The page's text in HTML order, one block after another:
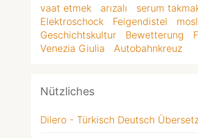
vaat etmek arızalı
serum
Elektroschock
Feigendistel
Geschichtskultur
Bewetterung
Venezia Giulia
Autobahnkreuz
Nützliches
Dilero - Türkisch Deutsch